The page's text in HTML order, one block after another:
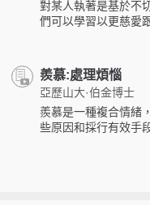
對某人執著是基於不
們可以學習以更慈愛
羨慕:處理煩惱
亞歷山大·伯金博士
羨慕是一種複合情緒
些原因和採行有效手